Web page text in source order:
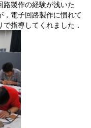
路製作の経験が浅いた
，電子回路製作に慣れて
指導してくれました．